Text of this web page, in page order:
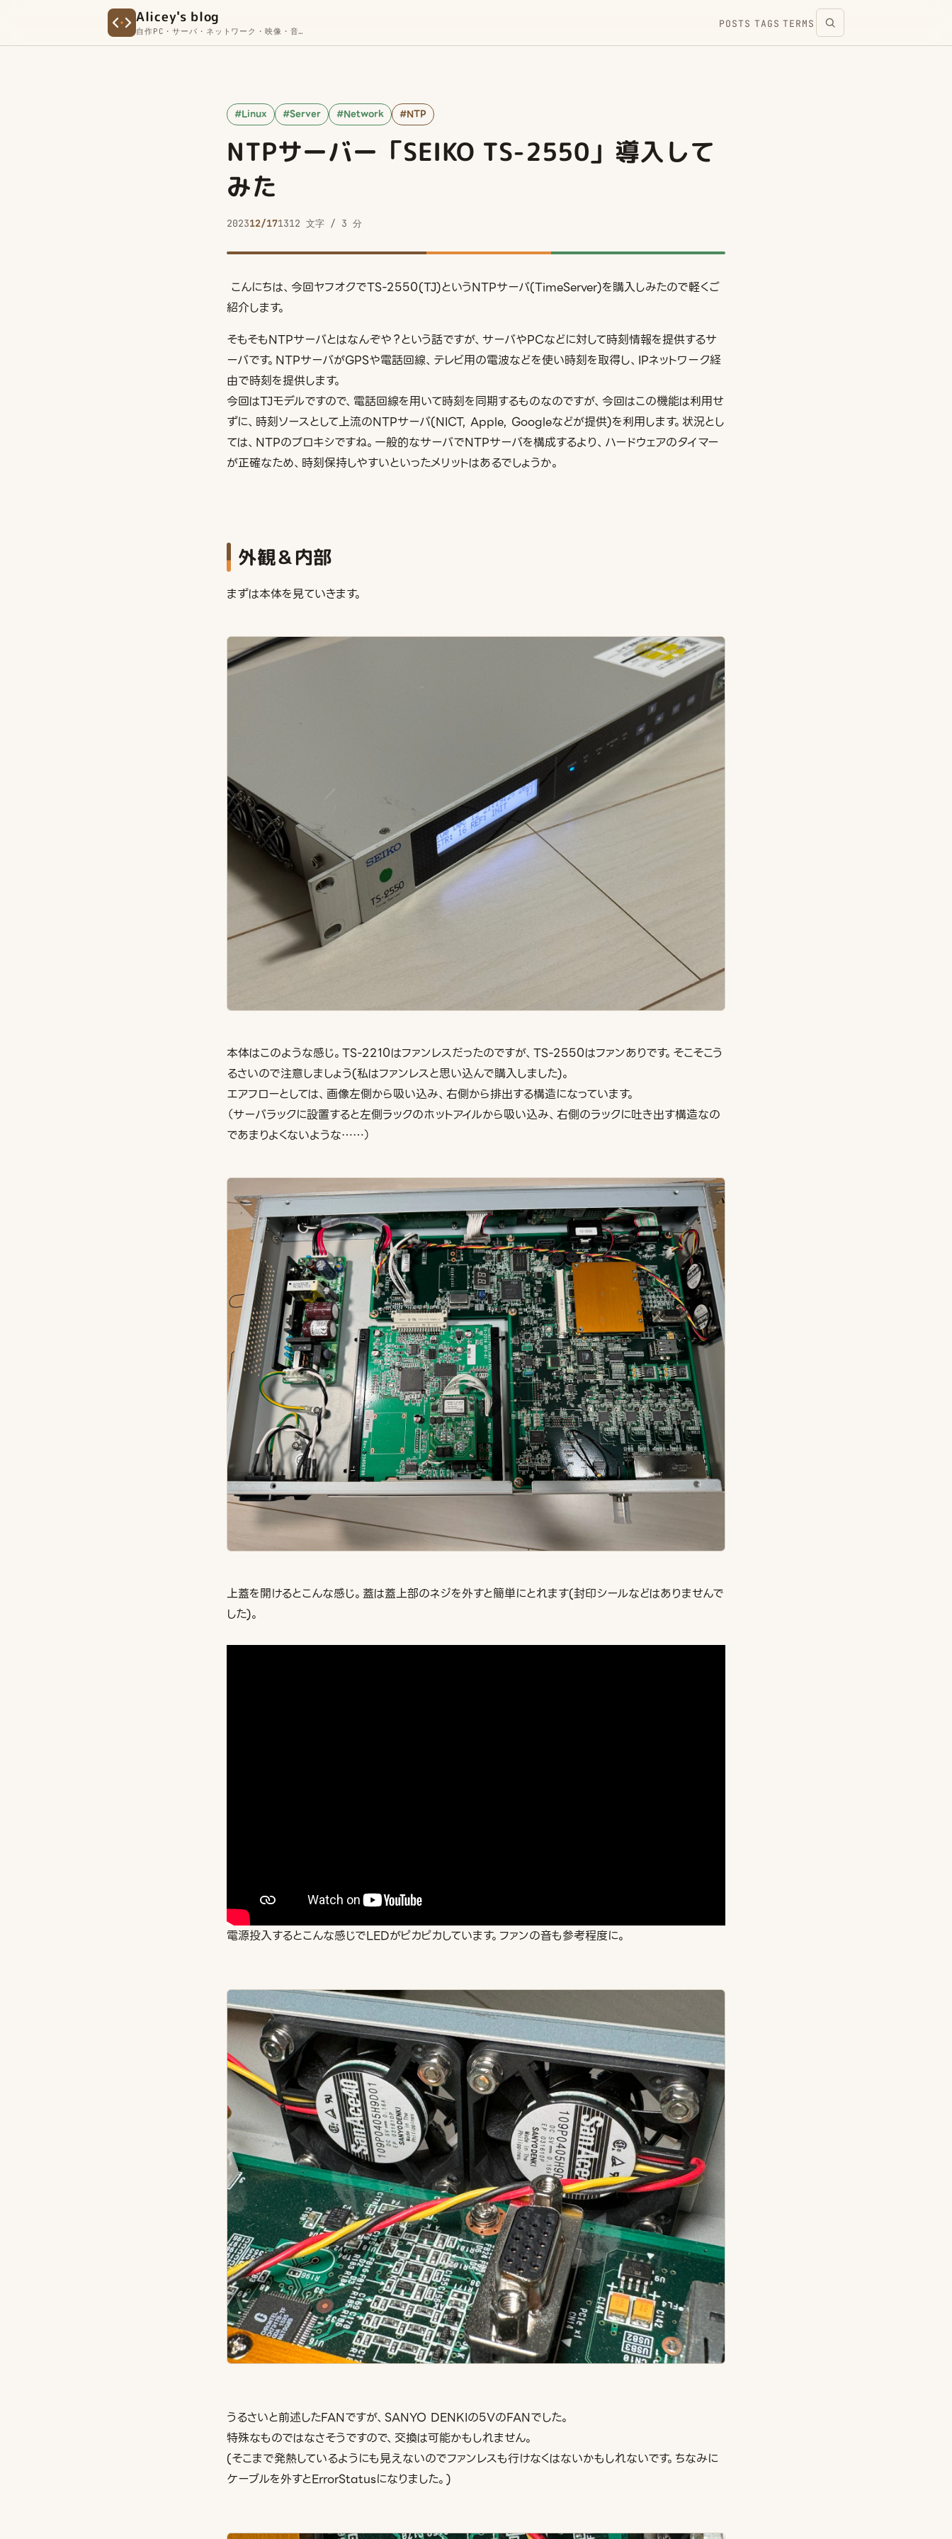
Alicey's blog
自作PC・サーバ・ネットワーク・映像・音
POSTS TAGS TERMS
#Linux #Server #Network #NTP
NTPサーバー「SEIKO TS-2550」導入して
みた
202312/171312 文字 / 3 分
こんにちは、今回ヤフオクでTS-2550(TJ)というNTPサーバ(TimeServer)を購入しみたので軽くご
紹介します。
そもそもNTPサーバとはなんぞや？という話ですが、サーバやPCなどに対して時刻情報を提供するサ
ーバです。NTPサーバがGPSや電話回線、テレビ用の電波などを使い時刻を取得し、IPネットワーク経
由で時刻を提供します。
今回はTJモデルですので、電話回線を用いて時刻を同期するものなのですが、今回はこの機能は利用せ
ずに、時刻ソースとして上流のNTPサーバ(NICT, Apple, Googleなどが提供)を利用します。状況とし
ては、NTPのプロキシですね。一般的なサーバでNTPサーバを構成するより、ハードウェアのタイマー
が正確なため、時刻保持しやすいといったメリットはあるでしょうか。
外観＆内部
まずは本体を見ていきます。
本体はこのような感じ。TS-2210はファンレスだったのですが、TS-2550はファンありです。そこそこう
るさいので注意しましょう(私はファンレスと思い込んで購入しました)。
エアフローとしては、画像左側から吸い込み、右側から排出する構造になっています。
（サーバラックに設置すると左側ラックのホットアイルから吸い込み、右側のラックに吐き出す構造なの
であまりよくないような……）
上蓋を開けるとこんな感じ。蓋は蓋上部のネジを外すと簡単にとれます(封印シールなどはありませんで
した)。
電源投入するとこんな感じでLEDがピカピカしています。ファンの音も参考程度に。
うるさいと前述したFANですが、SANYO DENKIの5VのFANでした。
特殊なものではなさそうですので、交換は可能かもしれません。
(そこまで発熱しているようにも見えないのでファンレスも行けなくはないかもしれないです。ちなみに
ケーブルを外すとErrorStatusになりました。)